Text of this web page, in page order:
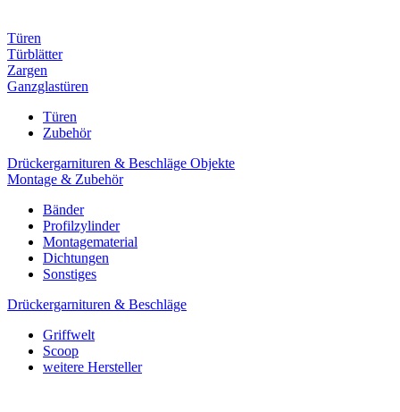
Türen
Türblätter
Zargen
Ganzglastüren
Türen
Zubehör
Drückergarnituren & Beschläge Objekte
Montage & Zubehör
Bänder
Profilzylinder
Montagematerial
Dichtungen
Sonstiges
Drückergarnituren & Beschläge
Griffwelt
Scoop
weitere Hersteller